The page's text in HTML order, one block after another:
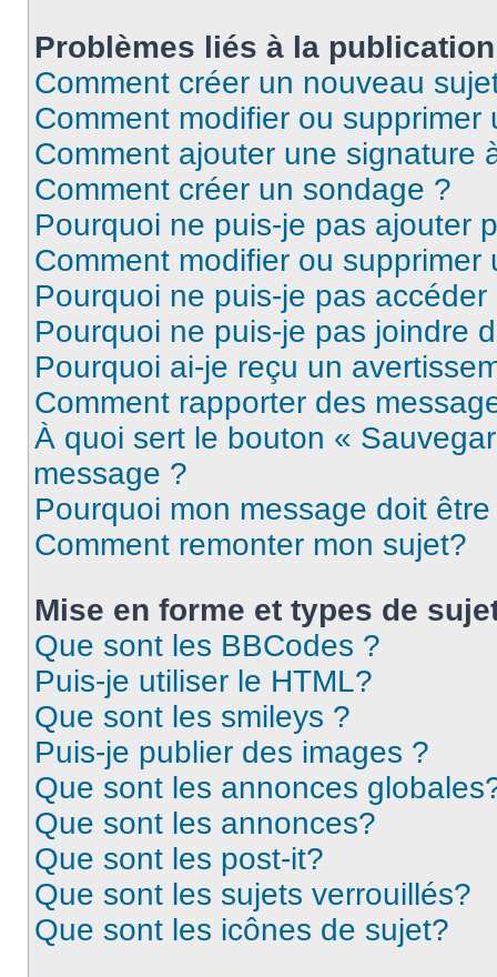
Problèmes liés à la
Comment créer un nouveau
Comment modifier ou supprimer
Comment ajouter une signature
Comment créer un sondage ?
Pourquoi ne puis-je pas ajouter
Comment modifier ou supprimer
Pourquoi ne puis-je pas
Pourquoi ne puis-je pas joindre
Pourquoi ai-je reçu un
Comment rapporter des
À quoi sert le bouton «
message ?
Pourquoi mon message doit
Comment remonter mon sujet?
Mise en forme et types de
Que sont les BBCodes ?
Puis-je utiliser le HTML?
Que sont les smileys ?
Puis-je publier des images ?
Que sont les annonces
Que sont les annonces?
Que sont les post-it?
Que sont les sujets verrouillés?
Que sont les icônes de sujet?